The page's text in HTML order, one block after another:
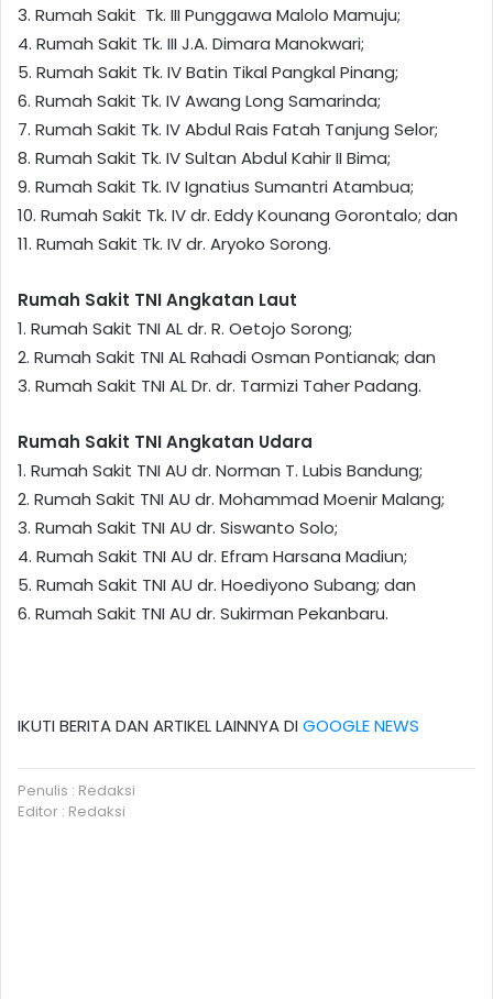
3. Rumah Sakit Tk. III Punggawa Malolo Mamuju;
4. Rumah Sakit Tk. III J.A. Dimara Manokwari;
5. Rumah Sakit Tk. IV Batin Tikal Pangkal Pinang;
6. Rumah Sakit Tk. IV Awang Long Samarinda;
7. Rumah Sakit Tk. IV Abdul Rais Fatah Tanjung Selor;
8. Rumah Sakit Tk. IV Sultan Abdul Kahir II Bima;
9. Rumah Sakit Tk. IV Ignatius Sumantri Atambua;
10. Rumah Sakit Tk. IV dr. Eddy Kounang Gorontalo; dan
11. Rumah Sakit Tk. IV dr. Aryoko Sorong.
Rumah Sakit TNI Angkatan Laut
1. Rumah Sakit TNI AL dr. R. Oetojo Sorong;
2. Rumah Sakit TNI AL Rahadi Osman Pontianak; dan
3. Rumah Sakit TNI AL Dr. dr. Tarmizi Taher Padang.
Rumah Sakit TNI Angkatan Udara
1. Rumah Sakit TNI AU dr. Norman T. Lubis Bandung;
2. Rumah Sakit TNI AU dr. Mohammad Moenir Malang;
3. Rumah Sakit TNI AU dr. Siswanto Solo;
4. Rumah Sakit TNI AU dr. Efram Harsana Madiun;
5. Rumah Sakit TNI AU dr. Hoediyono Subang; dan
6. Rumah Sakit TNI AU dr. Sukirman Pekanbaru.
IKUTI BERITA DAN ARTIKEL LAINNYA DIGOOGLE NEWS
Penulis : Redaksi
Editor : Redaksi